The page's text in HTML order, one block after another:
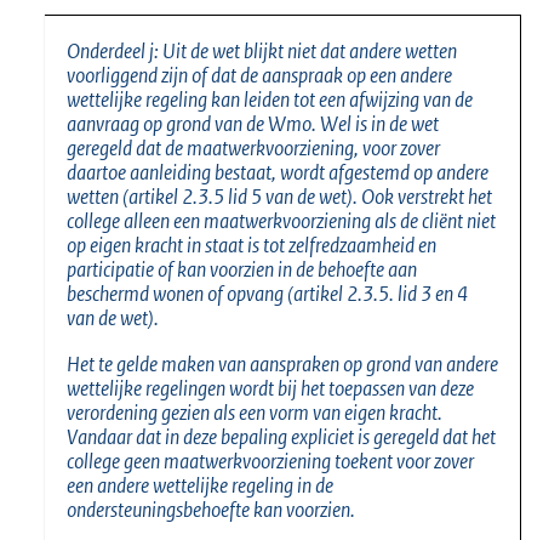
Onderdeel j: Uit de wet blijkt niet dat andere wetten
voorliggend zijn of dat de aanspraak op een andere
wettelijke regeling kan leiden tot een afwijzing van de
aanvraag op grond van de Wmo. Wel is in de wet
geregeld dat de maatwerkvoorziening, voor zover
daartoe aanleiding bestaat, wordt afgestemd op andere
wetten (artikel 2.3.5 lid 5 van de wet). Ook verstrekt het
college alleen een maatwerkvoorziening als de cliënt niet
op eigen kracht in staat is tot zelfredzaamheid en
participatie of kan voorzien in de behoefte aan
beschermd wonen of opvang (artikel 2.3.5. lid 3 en 4
van de wet).
Het te gelde maken van aanspraken op grond van andere
wettelijke regelingen wordt bij het toepassen van deze
verordening gezien als een vorm van eigen kracht.
Vandaar dat in deze bepaling expliciet is geregeld dat het
college geen maatwerkvoorziening toekent voor zover
een andere wettelijke regeling in de
ondersteuningsbehoefte kan voorzien.